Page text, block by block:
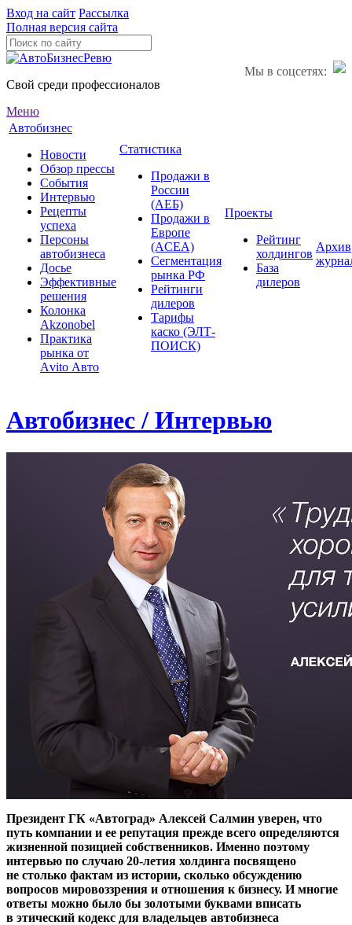
Вход на сайт Рассылка
Полная версия сайта
Мы в соцсетях:
Свой среди профессионалов
Меню
Автобизнес
Новости
Обзор прессы
События
Интервью
Рецепты
успеха
Персоны
автобизнеса
Досье
Эффективные
решения
Колонка
Akzonobel
Практика
рынка от
Аvito Авто
Статистика
Продажи в
России
(АЕБ)
Продажи в
Европе
(ACEA)
Сегментация
рынка РФ
Рейтинги
дилеров
Тарифы
каско (ЭЛТ-
ПОИСК)
Проекты
Рейтинг
холдингов
База
дилеров
Архив
Автобизнес / Интервью
Президент ГК «Автоград» Алексей Салмин уверен, что
путь компании и ее репутация прежде всего определяются
жизненной позицией собственников. Именно поэтому
интервью по случаю 20-летия холдинга посвящено
не столько фактам из истории, сколько обсуждению
вопросов мировоззрения и отношения к бизнесу. И многие
ответы можно было бы золотыми буквами вписать
в этический кодекс для владельцев автобизнеса